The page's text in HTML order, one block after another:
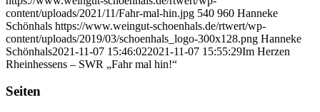
content/uploads/2021/11/Fahr-mal-hin.jpg 540 960 Hanneke
Schönhals https://www.weingut-schoenhals.de/rtwert/wp-
content/uploads/2019/03/schoenhals_logo-300x128.png Hanneke
Schönhals2021-11-07 15:46:022021-11-07 15:55:29Im Herzen
Rheinhessens – SWR „Fahr mal hin!“
Seiten